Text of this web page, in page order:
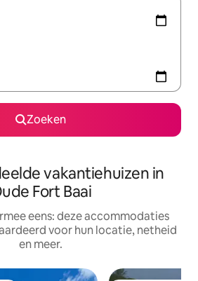
Zoeken
vakantiehuizen in
Fort Baai
eens: deze accommodaties
voor hun locatie, netheid
en meer.